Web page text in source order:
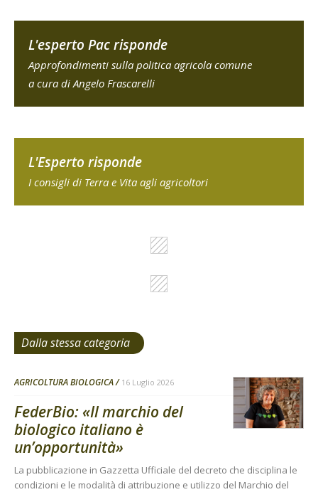
L'esperto Pac risponde
Approfondimenti sulla politica agricola comune
a cura di Angelo Frascarelli
L'Esperto risponde
I consigli di Terra e Vita agli agricoltori
Dalla stessa categoria
AGRICOLTURA BIOLOGICA 16 Luglio 2026
FederBio: «Il marchio del
biologico italiano è
un’opportunità»
La pubblicazione in Gazzetta Ufficiale del decreto che disciplina le
condizioni e le modalità di attribuzione e utilizzo del Marchio del